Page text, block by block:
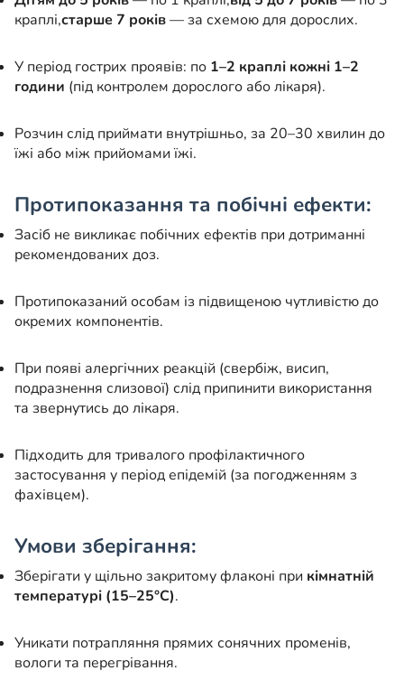
краплі,старше 7 років— за схемою для дорослих.
У період гострих проявів: по 1–2 краплі кожні 1–2
години (під контролем дорослого або лікаря).
Розчин слід приймати внутрішньо, за 20–30 хвилин до
їжі або між прийомами їжі.
Протипоказання та побічні ефекти:
Засіб не викликає побічних ефектів при дотриманні
рекомендованих доз.
Протипоказаний особам із підвищеною чутливістю до
окремих компонентів.
При появі алергічних реакцій (свербіж, висип,
подразнення слизової) слід припинити використання
та звернутись до лікаря.
Підходить для тривалого профілактичного
застосування у період епідемій (за погодженням з
фахівцем).
Умови зберігання:
Зберігати у щільно закритому флаконі при кімнатній
температурі (15–25°C).
Уникати потрапляння прямих сонячних променів,
вологи та перегрівання.